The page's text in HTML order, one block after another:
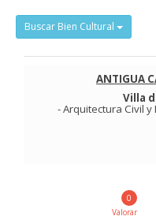
Buscar Bien Cultural
ANTIGUA
Villa
-Arquitectura Civil y
0
Valorar